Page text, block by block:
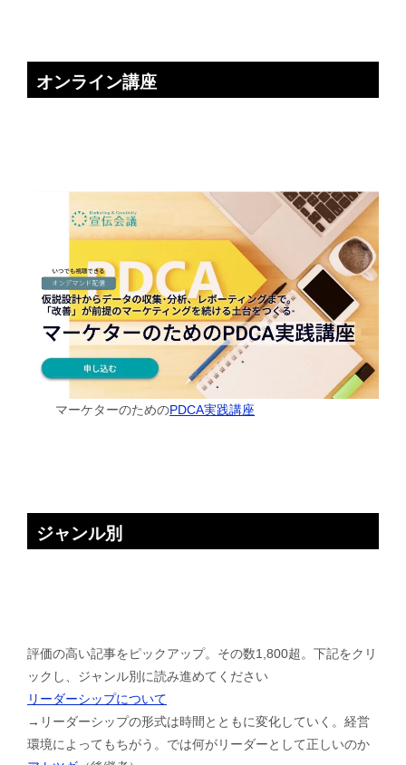
オンライン講座
マーケターのためのPDCA実践講座
ジャンル別
評価の高い記事をピックアップ。その数1,800超。下記をクリ
ックし、ジャンル別に読み進めてください
リーダーシップについて
→リーダーシップの形式は時間とともに変化していく。経営
環境によってもちがう。では何がリーダーとして正しいのか